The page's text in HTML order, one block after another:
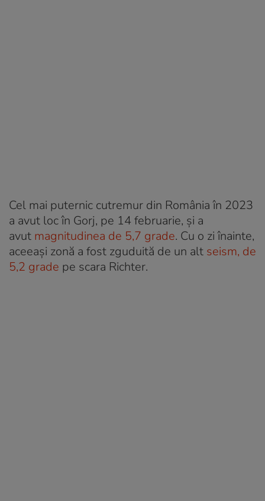
Cel mai puternic cutremur din România în 2023
a avut loc în Gorj, pe 14 februarie, și a
avut magnitudinea de 5,7 grade. Cu o zi înainte,
aceeași zonă a fost zguduită de un alt seism, de
5,2 grade pe scara Richter.